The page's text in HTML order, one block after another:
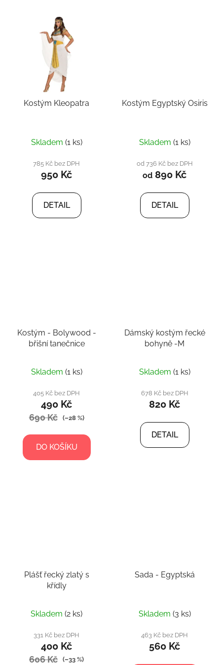
Kostým Kleopatra
Skladem (1 ks)
785 Kč bez DPH
950 Kč
DETAIL
Kostým Egyptský Osiris
Skladem (1 ks)
od 736 Kč bez DPH
od 890 Kč
DETAIL
Kostým - Bolywood -
břišní tanečnice
Skladem (1 ks)
405 Kč bez DPH
490 Kč
690 Kč (–28 %)
DO KOŠÍKU
Dámský kostým řecké
bohyně -M
Skladem (1 ks)
678 Kč bez DPH
820 Kč
DETAIL
Plášť řecký zlatý s
křídly
Skladem (2 ks)
331 Kč bez DPH
400 Kč
606 Kč (–33 %)
Sada - Egyptská
Skladem (3 ks)
463 Kč bez DPH
560 Kč